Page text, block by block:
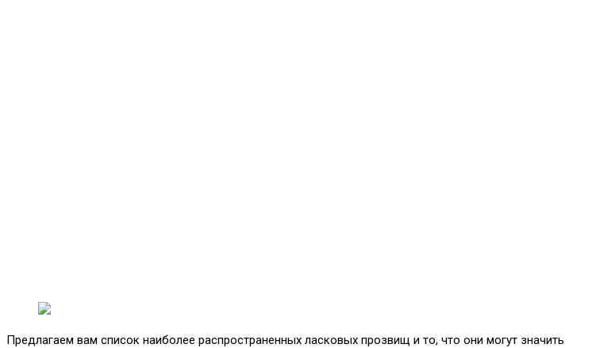
Предлагаем вам список наиболее распространенных ласковых прозвищ и то, что они могут значить